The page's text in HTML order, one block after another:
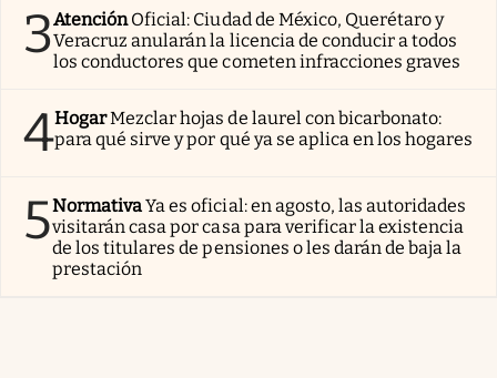
3AtenciónOficial: Ciudad de México, Querétaro y
Veracruz anularán la licencia de conducir a todos
los conductores que cometen infracciones graves
4HogarMezclar hojas de laurel con bicarbonato:
para qué sirve y por qué ya se aplica en los hogares
5NormativaYa es oficial: en agosto, las autoridades
visitarán casa por casa para verificar la existencia
de los titulares de pensiones o les darán de baja la
prestación